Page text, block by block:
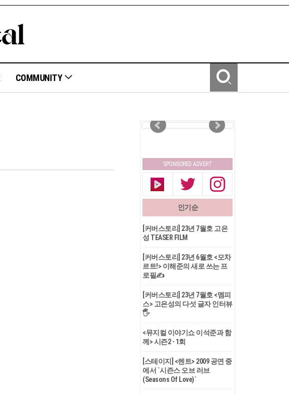
COMMUNITY
SPONSORED ADVERT
인기순
[커버스토리] 23년 7월호 고은
성 TEASER FILM
[커버스토리] 23년 6월호 <모차
르트!> 이해준의 새로 쓰는 프
로필✍
[커버스토리] 23년 7월호 <멤피
스> 고은성의 다섯 글자 인터뷰
🖐
<뮤지컬 이야기쇼 이석준과 함
께> 시즌2 - 1회
[스테이지] <렌트> 2009 공연 중
에서 `시즌스 오브 러브
(Seasons Of Love)`